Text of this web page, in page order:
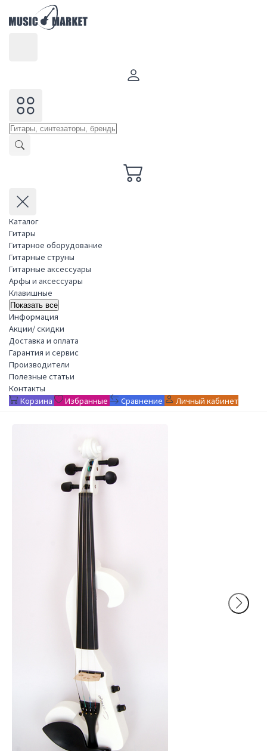
Каталог
Гитары
Гитарное оборудование
Гитарные струны
Гитарные аксессуары
Арфы и аксессуары
Клавишные
Показать все
Информация
Акции/ скидки
Доставка и оплата
Гарантия и сервис
Производители
Полезные статьи
Контакты
Корзина
Избранные Сравнение Личный кабинет